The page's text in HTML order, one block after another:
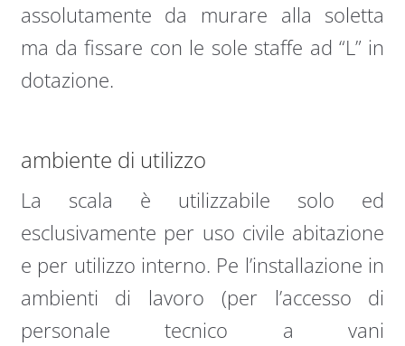
assolutamente da murare alla soletta
ma da fissare con le sole staffe ad “L” in
dotazione.
ambiente di utilizzo
La scala è utilizzabile solo ed
esclusivamente per uso civile abitazione
e per utilizzo interno. Pe l’installazione in
ambienti di lavoro (per l’accesso di
personale tecnico a vani